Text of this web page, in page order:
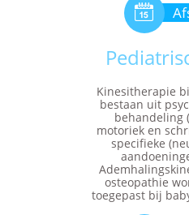

Kinesitherapie
bestaan uit
behandeling
motoriek en
specifieke
osteopathie
toegepast bij